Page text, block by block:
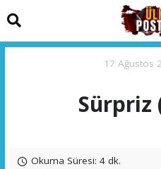
17 Ağustos
Sürpriz
Okuma Süresi: 4 dk.